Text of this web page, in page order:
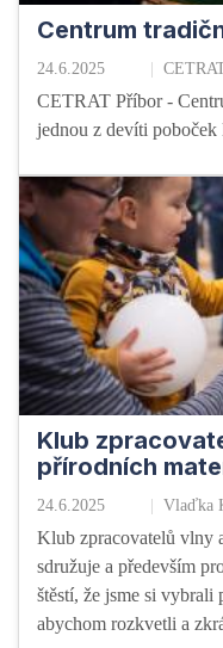
Centrum
24.6.2025
CETRAT Příbor -
jednou z devíti
Klub
přírodních
24.6.2025 Vlaďka
Klub zpracovatelů vlny
sdružuje a především
štěstí, že jsme si
abychom rozkvetli a